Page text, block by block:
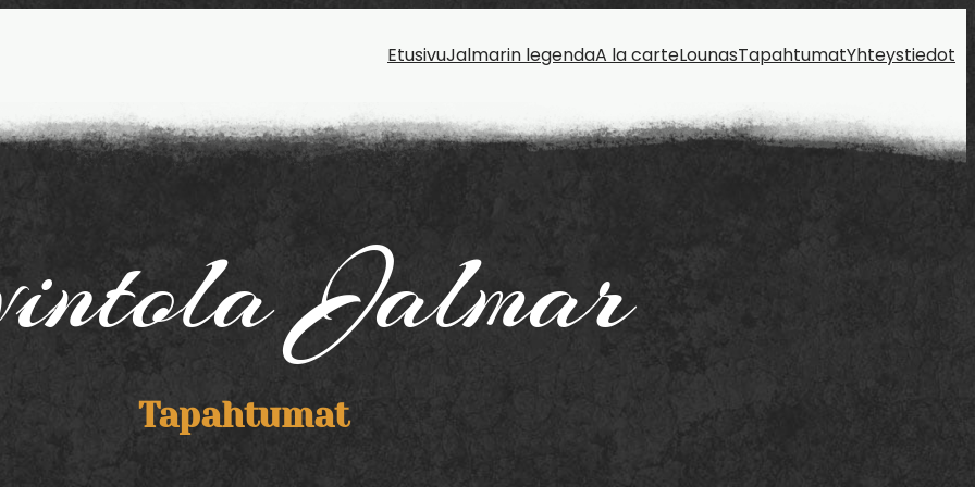
EtusivuJalmarin legendaA la carteLounasTapahtumatYhteystiedot
Jalmar
Tapahtumat